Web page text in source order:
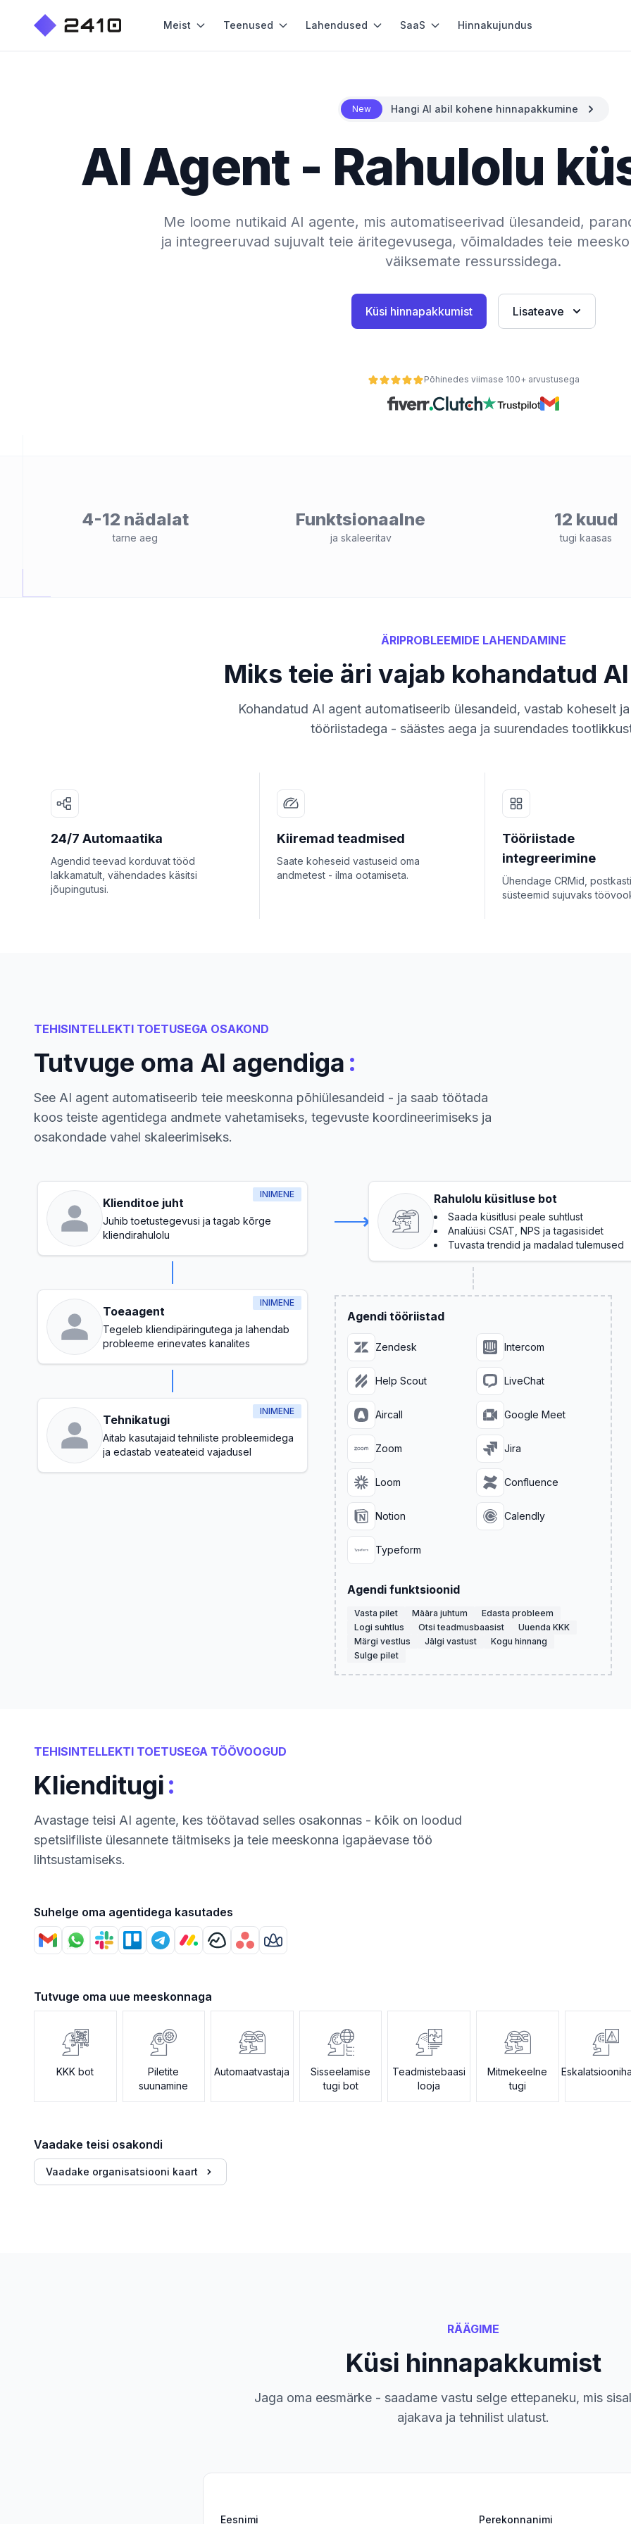
Meist Teenused Lahendused SaaS Hinnakujundus
New Hangi AI abil kohene hinnapakkumine
AI Agent - Rahulolu
Me loome nutikaid AI agente, mis automatiseerivad ülesandeid,
ja integreeruvad sujuvalt teie äritegevusega, võimaldades teie
väiksemate ressurssidega.
Küsi hinnapakkumist Lisateave
Põhinedes viimase 100+ arvustusega
4-12 nädalat
tarne aeg
Funktsionaalne
ja skaleeritav
12 kuud
tugi kaasas
ÄRIPROBLEEMIDE LAHENDAMINE
Miks teie äri vajab kohandatud
Kohandatud AI agent automatiseerib ülesandeid, vastab koheselt
tööriistadega - säästes aega ja suurendades
24/7 Automaatika
Agendid teevad korduvat tööd
lakkamatult, vähendades käsitsi
jõupingutusi.
Kiiremad teadmised
Saate koheseid vastuseid oma
andmetest - ilma ootamiseta.
Tööriistade
integreerimine
Ühendage CRMid,
süsteemid sujuvaks
TEHISINTELLEKTI TOETUSEGA OSAKOND
Tutvuge oma AI agendiga :
See AI agent automatiseerib teie meeskonna põhiülesandeid - ja saab töötada
koos teiste agentidega andmete vahetamiseks, tegevuste koordineerimiseks ja
osakondade vahel skaleerimiseks.
INIMENE
Klienditoe juht
Juhib toetustegevusi ja tagab kõrge
kliendirahulolu
INIMENE
Toeaagent
Tegeleb kliendipäringutega ja lahendab
probleeme erinevates kanalites
INIMENE
Tehnikatugi
Aitab kasutajaid tehniliste probleemidega
ja edastab veateateid vajadusel
Rahulolu küsitluse bot
Saada küsitlusi peale suhtlust
Analüüsi CSAT, NPS ja tagasisidet
Tuvasta trendid ja madalad tulemused
Agendi tööriistad
Zendesk Intercom
Help Scout LiveChat
Aircall Google Meet
Zoom Jira
Loom Confluence
Notion Calendly
Typeform
Agendi funktsioonid
Vasta pilet Määra juhtum
Edasta probleem
Logi suhtlus
Otsi teadmusbaasist
Uuenda KKK
Märgi vestlus
Jälgi vastust
Kogu hinnang
Sulge pilet
TEHISINTELLEKTI TOETUSEGA TÖÖVOOGUD
Klienditugi:
Avastage teisi AI agente, kes töötavad selles osakonnas - kõik on loodud
spetsiifiliste ülesannete täitmiseks ja teie meeskonna igapäevase töö
lihtsustamiseks.
Suhelge oma agentidega kasutades
Tutvuge oma uue meeskonnaga
KKK bot
Piletite
suunamine
Automaatvastaja
Sisseelamise
tugi bot
Teadmistebaasi
looja
Mitmekeelne
tugi
Vaadake teisi osakondi
Vaadake organisatsiooni kaart
RÄÄGIME
Küsi hinnapakkumist
Jaga oma eesmärke - saadame vastu selge ettepaneku, mis
ajakava ja tehnilist ulatust.
Eesnimi Perekonnanimi